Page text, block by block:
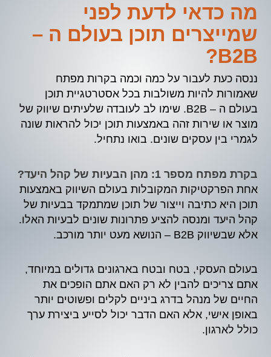
מה כדאי לדעת לפני
שמייצרים תוכן בעולם ה –
B2B?
ננסה כעת לעבור על כמה וכמה בקרות מפתח
שאמורות להיות משולבות בכל אסטרטגיית תוכן
בעולם ה – B2B. שימו לב לעובדה שלעיתים שיווק של
מוצר או שירות זהה באמצעות תוכן יכול להראות שונה
לגמרי בין עסקים שונים. בואו נתחיל.
בקרת מפתח מספר 1: מהן הבעיות של קהל היעד?
אחת הפרקטיקות המקובלות בעולם השיווק באמצעות
תוכן היא כתיבה וייצור של תוכן שמתמקד בבעיות של
קהל היעד ומנסה להציע פתרונות שונים לבעיות האלו.
אלא שבשיווק B2B – הנושא מעט יותר מורכב.
בעולם העסקי, בטח ובטח בארגונים גדולים במיוחד,
אתם צריכים להבין לא רק האם אתם הופכים את
החיים של מנהל בדרג ביניים לקלים ופשוטים יותר
באופן אישי, אלא האם הדבר יכול לסייע ביצירת ערך
כולל לארגון.